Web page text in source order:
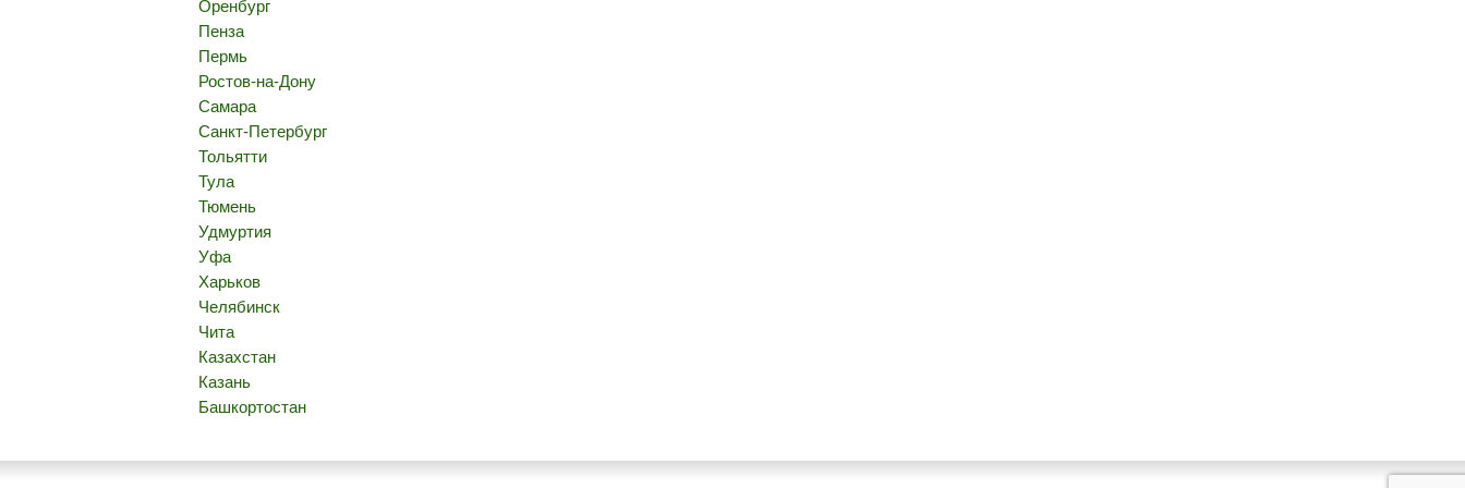
Оренбург
Пенза
Пермь
Ростов-на-Дону
Самара
Санкт-Петербург
Тольятти
Тула
Тюмень
Удмуртия
Уфа
Харьков
Челябинск
Чита
Казахстан
Казань
Башкортостан